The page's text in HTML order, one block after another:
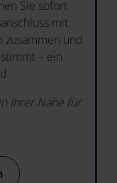
Sie sofort
mit.
zusammen und
– ein
Ihrer Nähe für